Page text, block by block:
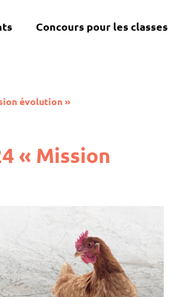
Concours pour les classes
évolution »
« Mission